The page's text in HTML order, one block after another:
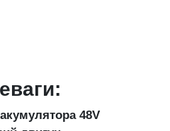
акумулятора 48V